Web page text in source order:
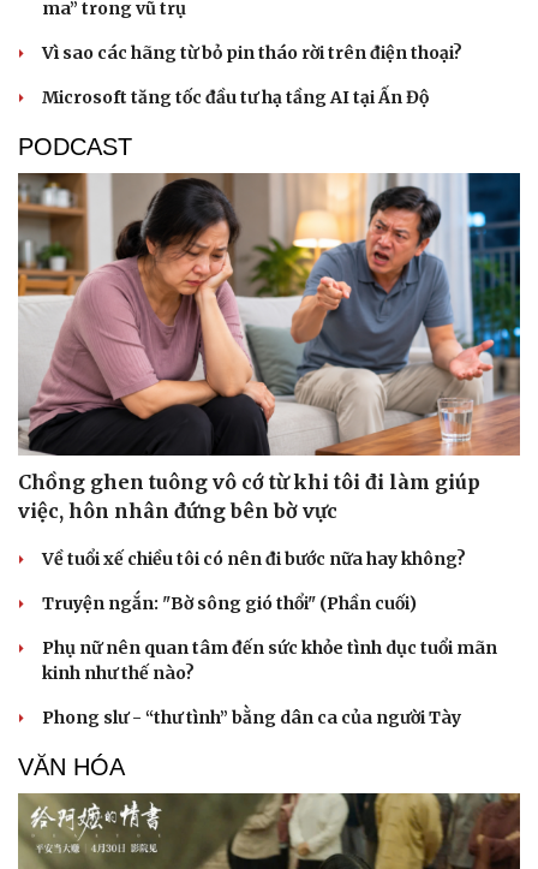
Sức khỏe
Dinh dưỡng - món ngon
Cây thuốc
Sản phụ khoa
Nhi khoa
Nam khoa
Làm đẹp - giảm cân
Phòng mạch online
Đời sống
Nhà đẹp
Tình yêu - Gia đình
ma” trong vũ trụ
Vì sao các hãng từ bỏ pin tháo rời trên điện thoại?
Microsoft tăng tốc đầu tư hạ tầng AI tại Ấn Độ
PODCAST
Chồng ghen tuông vô cớ từ khi tôi đi làm giúp
việc, hôn nhân đứng bên bờ vực
Về tuổi xế chiều tôi có nên đi bước nữa hay không?
Truyện ngắn: "Bờ sông gió thổi" (Phần cuối)
Phụ nữ nên quan tâm đến sức khỏe tình dục tuổi mãn
kinh như thế nào?
Phong slư - “thư tình” bằng dân ca của người Tày
VĂN HÓA